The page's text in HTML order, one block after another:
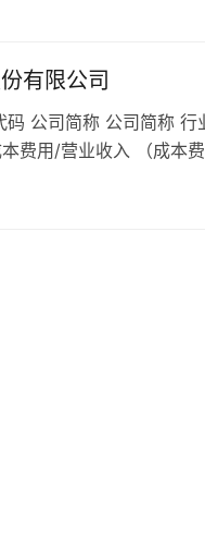
有限公司
公司简称 公司简称
费用/营业收入 （成本